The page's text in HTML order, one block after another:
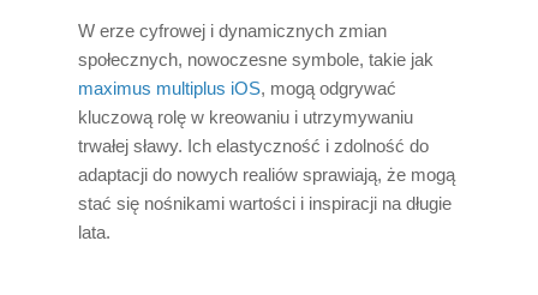
W erze cyfrowej i dynamicznych zmian
społecznych, nowoczesne symbole, takie jak
maximus multiplus iOS, mogą odgrywać
kluczową rolę w kreowaniu i utrzymywaniu
trwałej sławy. Ich elastyczność i zdolność do
adaptacji do nowych realiów sprawiają, że mogą
stać się nośnikami wartości i inspiracji na długie
lata.